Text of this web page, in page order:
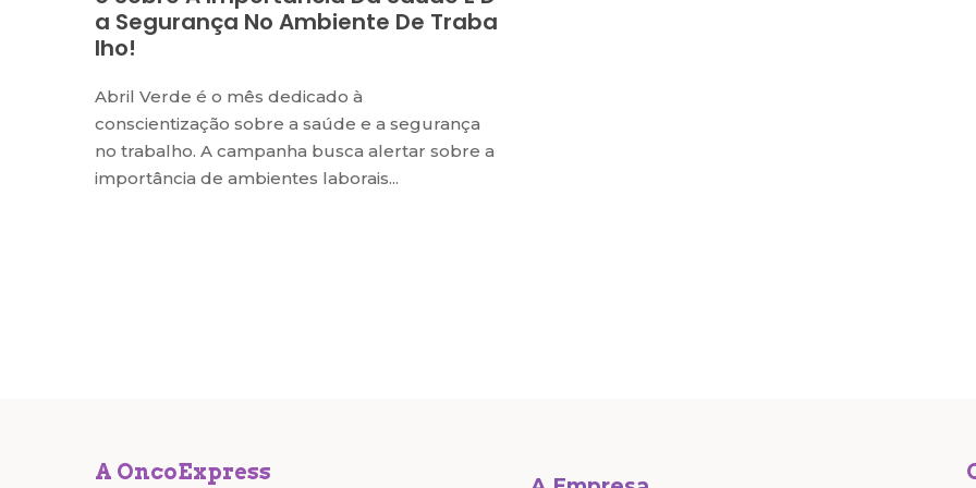
A Segurança No Ambiente De Traba
Lho!
Abril Verde é o mês dedicado à
conscientização sobre a saúde e a segurança
no trabalho. A campanha busca alertar sobre a
importância de ambientes laborais...
A OncoExpress